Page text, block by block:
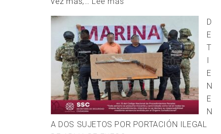
Más
del
80
%
de
exportaciones
en
el
T-
MEC
D
E
T
I
E
N
E
N
A DOS SUJETOS POR PORTACIÓN ILEGAL